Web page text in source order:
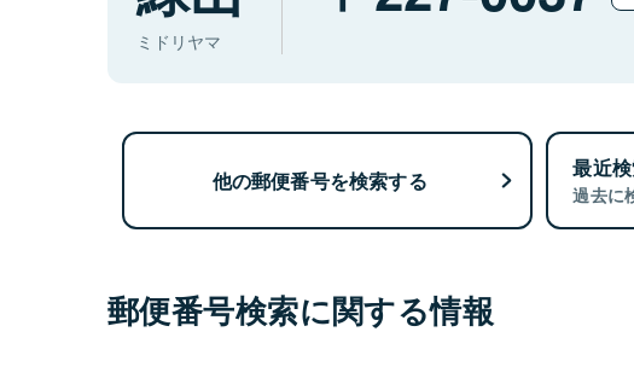
ミドリヤマ
他の郵便番号を検索する 最近
過去に
郵便番号検索に関する情報